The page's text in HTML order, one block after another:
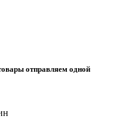
отправляем одной